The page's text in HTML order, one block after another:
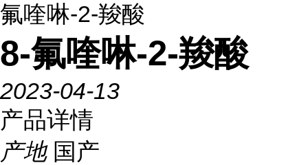
氟喹啉-2-羧酸
8-氟喹啉-2-羧酸
2023-04-13
产品详情
产地 国产